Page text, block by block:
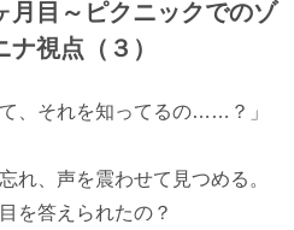
目～ピクニックでのゾ
視点（３）
、それを知ってるの……？」
れ、声を震わせて見つめる。
答えられたの？